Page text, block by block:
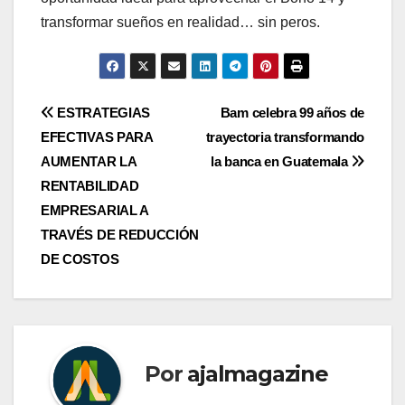
transformar sueños en realidad… sin peros.
Navegación
de
entradas
Bam celebra 99 años de
trayectoria transformando
la banca en Guatemala
ESTRATEGIAS
EFECTIVAS PARA
AUMENTAR LA
RENTABILIDAD
EMPRESARIAL A
TRAVÉS DE REDUCCIÓN
DE COSTOS
Por ajalmagazine